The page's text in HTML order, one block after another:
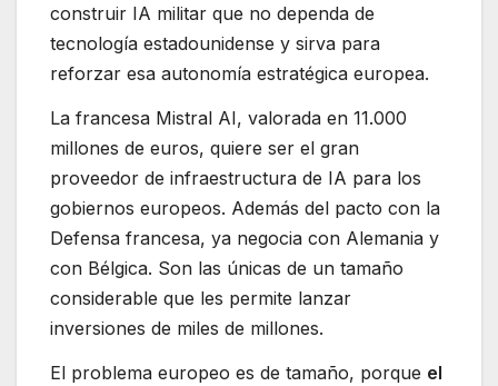
construir IA militar que no dependa de
tecnología estadounidense y sirva para
reforzar esa autonomía estratégica europea.
La francesa Mistral AI, valorada en 11.000
millones de euros, quiere ser el gran
proveedor de infraestructura de IA para los
gobiernos europeos. Además del pacto con la
Defensa francesa, ya negocia con Alemania y
con Bélgica. Son las únicas de un tamaño
considerable que les permite lanzar
inversiones de miles de millones.
El problema europeo es de tamaño, porque el